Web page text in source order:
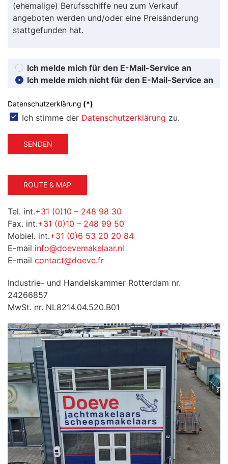
(ehemalige) Berufsschiffe neu zum Verkauf
angeboten werden und/oder eine Preisänderung
stattgefunden hat.
Ich melde mich für den E-Mail-Service an
Ich melde mich nicht für den E-Mail-Service an
Datenschutzerklärung (*)
Ich stimme der Datenschutzerklärung zu.
SENDEN
ROUTE & MAP
Tel. int.+31 (0)10 – 248 98 30
Fax. int.+31 (0)10 – 248 99 50
Mobiel. int.+31 (0)6 53 20 20 84
E-mail info@doevemakelaar.nl
E-mail contact@doeve.fr
Industrie- und Handelskammer Rotterdam nr.
24266857
MwSt. nr. NL8214.04.520.B01